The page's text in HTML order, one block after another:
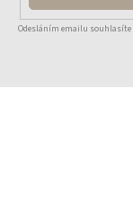
Odesláním emailu